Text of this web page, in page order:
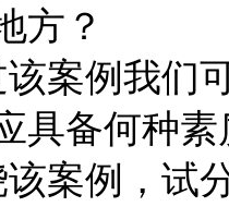
方？
该案例我
具备何种
该案例，